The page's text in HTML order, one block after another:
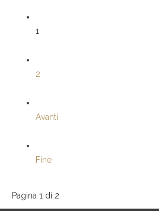
1
2
Avanti
Fine
Pagina 1 di 2